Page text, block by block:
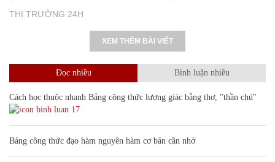
THỊ TRƯỜNG 24H
XEM THÊM BÀI VIẾT
Đọc nhiều Bình luận nhiều
Cách học thuộc nhanh Bảng công thức lượng giác bằng thơ, "thần chú"
17
Bảng công thức đạo hàm nguyên hàm cơ bản cần nhớ